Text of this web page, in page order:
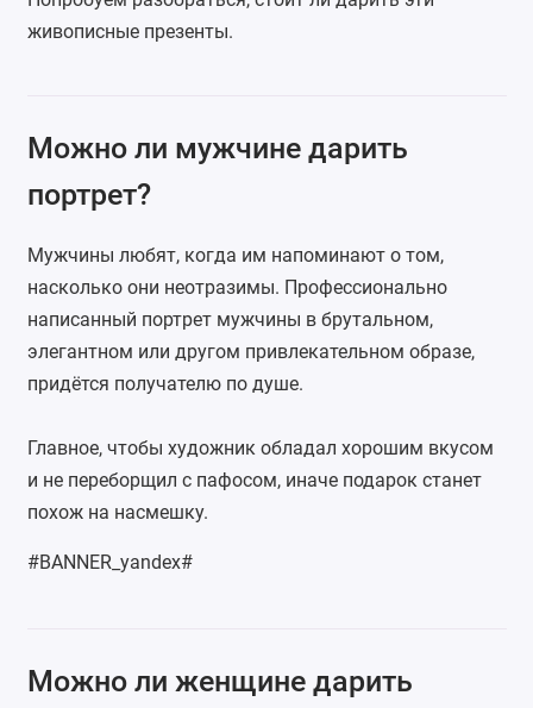
живописные презенты.
Можно ли мужчине дарить
портрет?
Мужчины любят, когда им напоминают о том,
насколько они неотразимы. Профессионально
написанный портрет мужчины в брутальном,
элегантном или другом привлекательном образе,
придётся получателю по душе.
Главное, чтобы художник обладал хорошим вкусом
и не переборщил с пафосом, иначе подарок станет
похож на насмешку.
#BANNER_yandex#
Можно ли женщине дарить